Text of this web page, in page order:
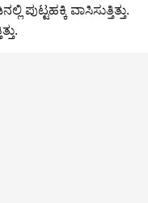
ವಾಸಿಸುತ್ತಿತ್ತು.